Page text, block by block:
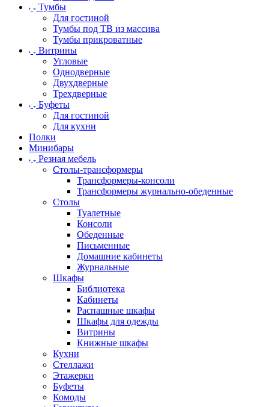
Тумбы
Для гостиной
Тумбы под ТВ из массива
Тумбы прикроватные
Витрины
Угловые
Однодверные
Двухдверные
Трехдверные
Буфеты
Для гостиной
Для кухни
Полки
Минибары
Резная мебель
Столы-трансформеры
Трансформеры-консоли
Трансформеры журнально-обеденные
Столы
Туалетные
Консоли
Обеденные
Письменные
Домашние кабинеты
Журнальные
Шкафы
Библиотека
Кабинеты
Распашные шкафы
Шкафы для одежды
Витрины
Книжные шкафы
Кухни
Стеллажи
Этажерки
Буфеты
Комоды